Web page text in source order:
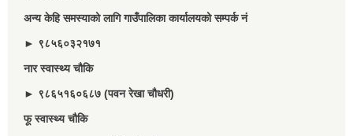
अन्य केहि समस्याको लागि गाउँपालिका कार्यालयको सम्पर्क नं
► ९८५६०३२१७१
नार स्वास्थ्य चौकि
► ९८६५१६०६८७ (पवन रेखा चौधरी)
फू स्वास्थ्य चौकि